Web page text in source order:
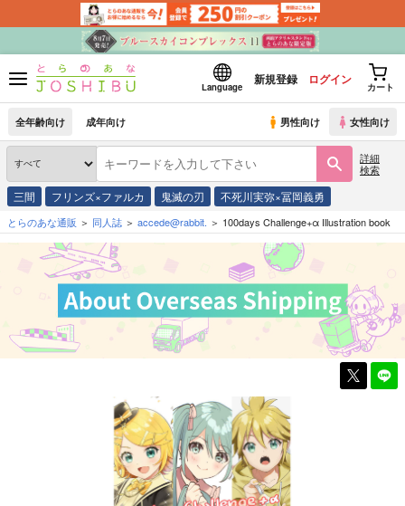
Language
新規登録 ログイン
カート
全年齢向け 成年向け 男性向け 女性向け
詳細
検索
三間 フリンズ×ファルカ 鬼滅の刃 不死川実弥×冨岡義勇
とらのあな通販 同人誌 accede@rabbit. 100days Challenge+α Illustration book